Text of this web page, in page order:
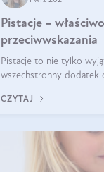
Pistacje –
przeciwwskazania
Pistacje to nie tylko
wszechstronny dodatek
każdy może się ni
CZYTAJ